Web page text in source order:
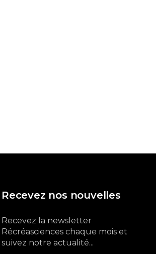
Recevez nos nouvelles
Recevez la newsletter
Récréasciences chaque mois et
suivez notre actualité...